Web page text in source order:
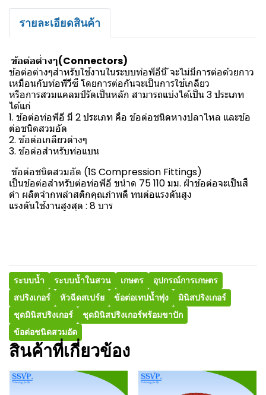
รายละเอียดสินค้า
ข้อต่อต่ำงๆ(Connectors)
ข้อต่อต่างๆสำหรับใช้งานในระบบท่อพีอีนี ้จะไม่มีการต่อด้วยกาว
เหมือนกับท่อพีวีซี โดยการต่อกันจะเป็นการใช้เกลียว
หรือการสวมแคลมป์รัดเป็นหลัก สามารถแบ่งได้เป็น 3 ประเภท
ได้แก่
1. ข้อต่อท่อพีอี มี 2 ประเภท คือ ข้อต่อชนิดหางปลาไหล และข้อ
ต่อชนิดสวมอัด
2. ข้อต่อเกลียวต่างๆ
3. ข้อต่อสำหรับท่อแบน
ข้อต่อชนิดสวมอัด (1S Compression Fittings)
เป็นข้อต่อสำหรับต่อท่อพีอี ขนำด 75 110 มม. ฝำข้อต่อจะเป็นสี
ดำ ผลิตจำกพลำสติกคุณภำพดี ทนต่อแรงดันสูง
แรงดันใช้งานสูงสุด : 8 บาร
ระบบน้ำ ระบบน้ำในสวน เกษตร
อุปกรณ์การเกษตร
สปริงเกอร์
หัวฉีดสเปร์ย ข้อต่อเทปน้ำพุ่ง
มินิสปริงเกอร์
ชุดมินิสปริงเกอร์
ชุดมินิสปริงเกอร์พร้อมขาปัก
ข้อต่อชนิดสวมอัด
สินค้าที่เกี่ยวข้อง